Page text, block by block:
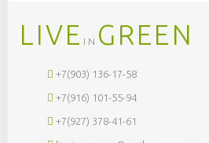
LIVE IN GREEN
+7(903) 136-17-58
+7(916) 101-55-94
+7(927) 378-41-61